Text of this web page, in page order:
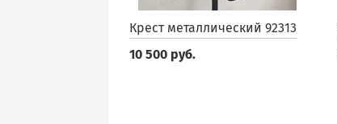
Крест металлический 92313
10 500 руб.